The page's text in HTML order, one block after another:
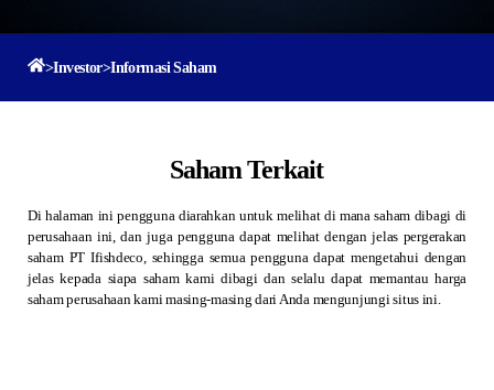
>Investor>Informasi Saham
Saham Terkait
Di halaman ini pengguna diarahkan untuk melihat di mana saham dibagi di
perusahaan ini, dan juga pengguna dapat melihat dengan jelas pergerakan
saham PT Ifishdeco, sehingga semua pengguna dapat mengetahui dengan
jelas kepada siapa saham kami dibagi dan selalu dapat memantau harga
saham perusahaan kami masing-masing dari Anda mengunjungi situs ini.